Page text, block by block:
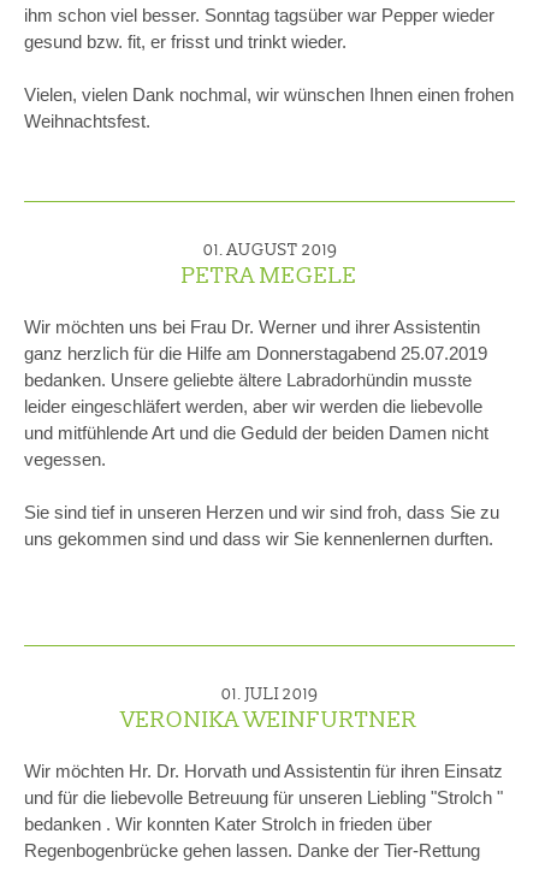
ihm schon viel besser. Sonntag tagsüber war Pepper wieder
gesund bzw. fit, er frisst und trinkt wieder.
Vielen, vielen Dank nochmal, wir wünschen Ihnen einen frohen
Weihnachtsfest.
01. AUGUST 2019
PETRA MEGELE
Wir möchten uns bei Frau Dr. Werner und ihrer Assistentin
ganz herzlich für die Hilfe am Donnerstagabend 25.07.2019
bedanken. Unsere geliebte ältere Labradorhündin musste
leider eingeschläfert werden, aber wir werden die liebevolle
und mitfühlende Art und die Geduld der beiden Damen nicht
vegessen.
Sie sind tief in unseren Herzen und wir sind froh, dass Sie zu
uns gekommen sind und dass wir Sie kennenlernen durften.
01. JULI 2019
VERONIKA WEINFURTNER
Wir möchten Hr. Dr. Horvath und Assistentin für ihren Einsatz
und für die liebevolle Betreuung für unseren Liebling "Strolch "
bedanken . Wir konnten Kater Strolch in frieden über
Regenbogenbrücke gehen lassen. Danke der Tier-Rettung